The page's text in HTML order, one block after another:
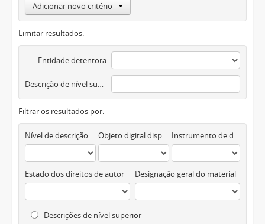
Adicionar novo critério
Limitar resultados:
Entidade detentora
Descrição de nível superior
Filtrar os resultados por:
Nível de descrição Objeto digital disponível Instrumento de descrição documental
Estado dos direitos de autor Designação geral do material
Descrições de nível superior